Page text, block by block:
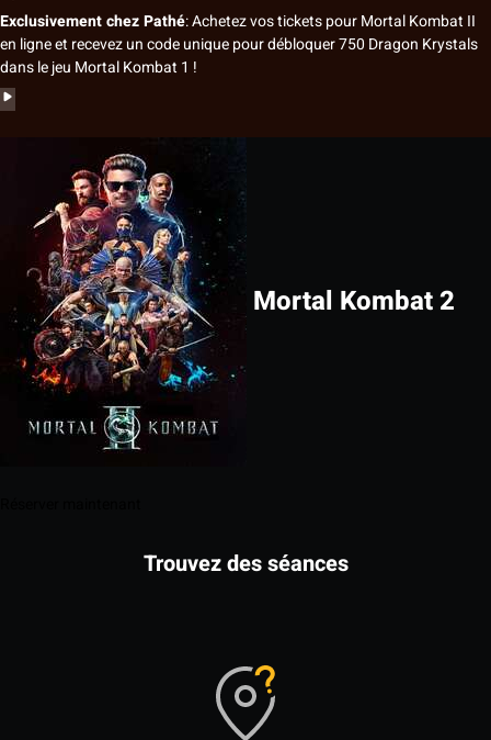
Exclusivement chez Pathé: Achetez vos tickets pourMortal Kombat II
en ligne et recevez un code unique pour débloquer 750 Dragon Krystals
dans le jeu Mortal Kombat 1 !
Mortal Kombat 2
Trouvez des séances